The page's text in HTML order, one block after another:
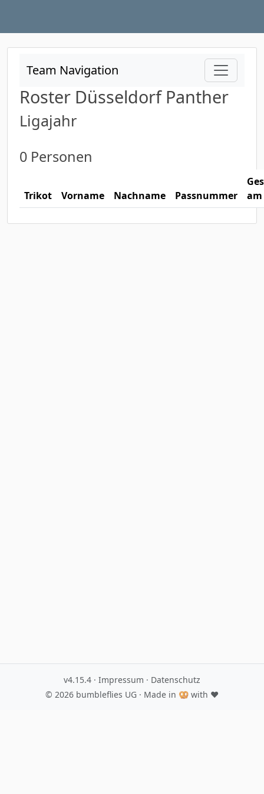
Team Navigation
Roster Düsseldorf Panther
Ligajahr
0 Personen
Trikot Vorname Nachname Passnummer
am
v4.15.4 · Impressum · Datenschutz
© 2026 bumbleflies UG · Made in 🥨 with ♥️